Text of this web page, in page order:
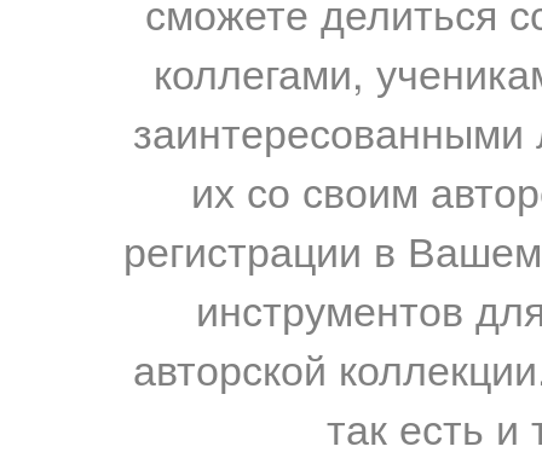
сможете делиться
коллегами,
их со своим
регистрации в
инструментов
авторской
так есть и